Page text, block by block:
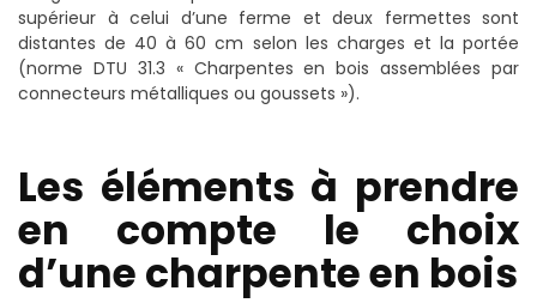
supérieur à celui d’une ferme et deux fermettes sont
distantes de 40 à 60 cm selon les charges et la portée
(norme DTU 31.3 « Charpentes en bois assemblées par
connecteurs métalliques ou goussets »).
Les éléments à prendre
en compte le choix
d’une charpente en bois